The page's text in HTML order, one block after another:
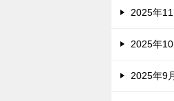
2025年
2025年
2025年9